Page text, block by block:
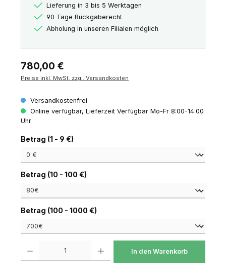
Lieferung in 3 bis 5 Werktagen
90 Tage Rückgaberecht
Abholung in unseren Filialen möglich
Regulärer Preis:
780,00 €
Preise inkl. MwSt. zzgl. Versandkosten
Versandkostenfrei
Online verfügbar, Lieferzeit Verfügbar Mo-Fr 8:00-14:00
Uhr
Betrag (1 - 9 €)auswählen
Betrag (10 - 100 €)auswählen
Betrag (100 - 1000 €)auswählen
In den Warenkorb